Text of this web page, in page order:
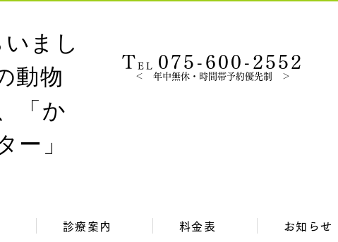
TEL 075-600-2552
＜ 年中無休・時間帯予約優先制 ＞
診療案内 料金表 お知らせ